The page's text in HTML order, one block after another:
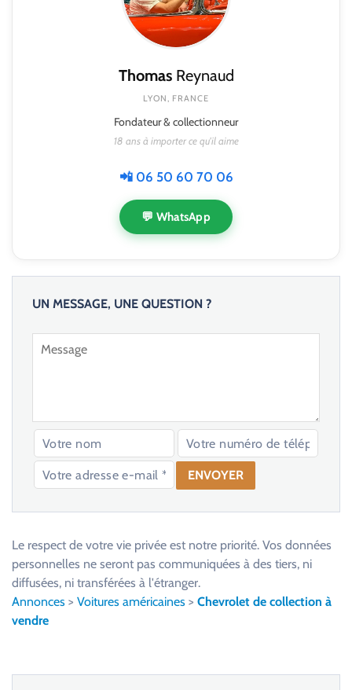
ThomasReynaud
LYON, FRANCE
Fondateur & collectionneur
18 ans à importer ce qu'il aime
📲 06 50 60 70 06
💬 WhatsApp
UN MESSAGE, UNE QUESTION ?
e
Le respect de votre vie privée est notre priorité. Vos données
personnelles ne seront pas communiquées à des tiers, ni
diffusées, ni transférées à l'étranger.
Annonces > Voitures américaines > Chevrolet de collection à
vendre